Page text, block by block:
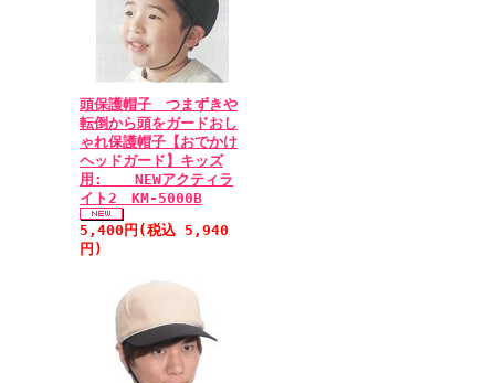
頭保護帽子 つまずきや
転倒から頭をガードおし
ゃれ保護帽子【おでかけ
ヘッドガード】キッズ
用: NEWアクティラ
イト2 KM-5000B
5,400円(税込 5,940
円)